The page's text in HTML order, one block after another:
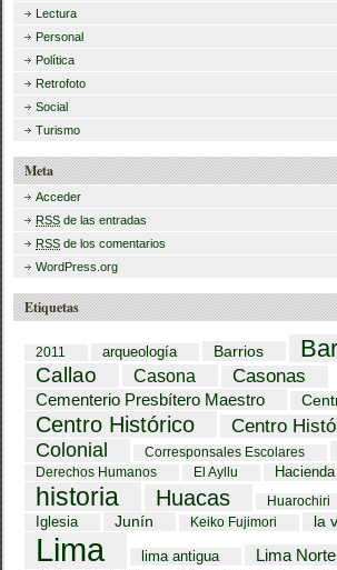
Lectura
Personal
Política
Retrofoto
Social
Turismo
Meta
Acceder
RSS de las entradas
RSS de los comentarios
WordPress.org
Etiquetas
2011 arqueología Barrios
Callao Casona Casonas
Cementerio Presbítero Maestro
Centro Histórico
Centro
Colonial
Corresponsales Escolares
Derechos Humanos El Ayllu
historia Huacas Huarochiri
Iglesia Junín Keiko Fujimori la
Lima lima antigua Lima Norte